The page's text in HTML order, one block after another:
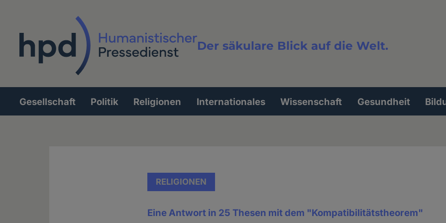
Der säkulare Blick auf die Welt.
Volltextsuche
Hauptnavigation
Gesellschaft Politik Religionen Internationales Wissenschaft Gesundheit
RELIGIONEN
Eine Antwort in 25 Thesen mit dem "Kompatibilitätstheorem"